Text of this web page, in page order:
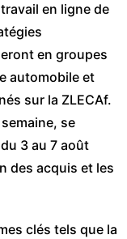
en ligne de
en groupes
automobile et
sur la ZLECAf.
se
3 au 7 août
des acquis et les
clés tels que la